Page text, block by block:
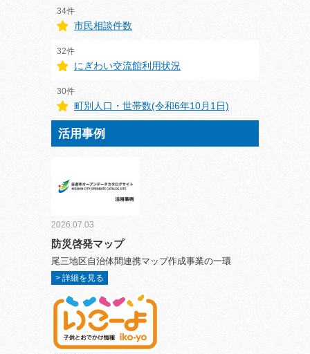
34件
市民相談件数
32件
にぎわい交流館利用状況
30件
町別人口・世帯数(令和6年10月1日)
活用事例
2026.07.03
防災啓発マップ
尾三地区自治体間連携マップ作成事業の一環
> 詳細を見る